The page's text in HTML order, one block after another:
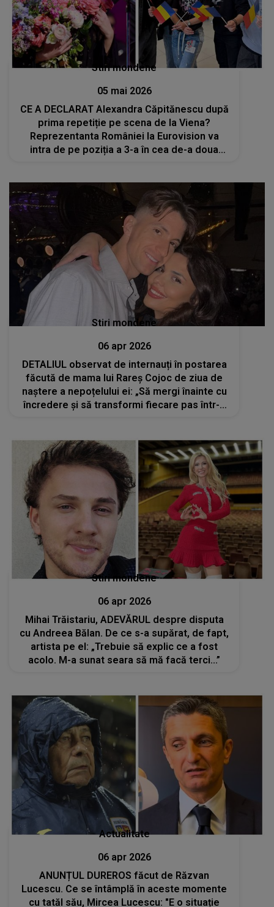
Stiri mondene
05 mai 2026
CE A DECLARAT Alexandra Căpitănescu după
prima repetiție pe scena de la Viena?
Reprezentanta României la Eurovision va
intra de pe poziția a 3-a în cea de-a doua
să...”
Stiri mondene
06 apr 2026
DETALIUL observat de internauți în postarea
făcută de mama lui Rareș Cojoc de ziua de
naștere a nepoțelului ei: „Să mergi înainte cu
încredere și să transformi fiecare pas într-o
Stiri mondene
06 apr 2026
Mihai Trăistariu, ADEVĂRUL despre disputa
cu Andreea Bălan. De ce s-a supărat, de fapt,
artista pe el: „Trebuie să explic ce a fost
acolo. M-a sunat seara să mă facă terci...”
Actualitate
06 apr 2026
ANUNȚUL DUREROS făcut de Răzvan
Lucescu. Ce se întâmplă în aceste momente
cu tatăl său, Mircea Lucescu: "E o situație